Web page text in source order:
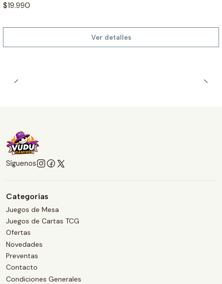
$19.990
Ver detalles
Síguenos
Categorías
Juegos de Mesa
Juegos de Cartas TCG
Ofertas
Novedades
Preventas
Contacto
Condiciones Generales